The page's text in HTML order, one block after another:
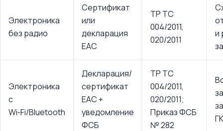
Электроника
без радио
Сертификат
или
декларация
EAC
ТР ТС
004/2011,
020/2011
и
Электроника
с
Wi‑Fi/Bluetooth
Декларация/
сертификат
EAC +
уведомление
ФСБ
ТР ТС
004/2011,
020/2011;
Приказ ФСБ
№ 282